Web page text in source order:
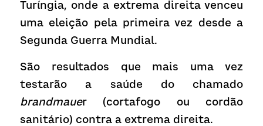
Turíngia, onde a extrema direita venceu
uma eleição pela primeira vez desde a
Segunda Guerra Mundial.
São resultados que mais uma vez
testarão a saúde do chamado
brandmauer (cortafogo ou cordão
sanitário) contra a extrema direita.